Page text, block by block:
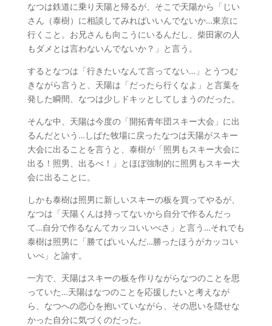
なつは鉄道に乗り天陽と帰るが、そこで天陽から「じい
さん（泰樹）に相談してみればいいんでないか…東京に
行くこと。お兄さんも向こうにいるんだし、柴田家の人
もダメとは言わないんでないか？」と言う。
するとなつは「行きたいなんて言ってない…」とうつむ
きながら言うと、天陽は「だったら行くなよ」と言葉を
発した瞬間、なつは少しドキッとしてしまうのだった。
そんな中、天陽は今度の「開拓青年団スキー大会」に出
るんだという…しばた牧場に戻ったなつは天陽がスキー
大会に出ることを言うと、泰樹が「照男もスキー大会に
出る！照男、出るべ！」とほぼ強制的に照男もスキー大
会に出ることに。
しかも泰樹は照男に新しいスキーの板を買ってやるが、
なつは「天陽くんは持ってないから自分で作るんだっ
て…自分で作るなんてカッコいいべさ」と言う…それでも
泰樹は照男に「勝てばいいんだ…勝ったほうがカッコい
いべ」と諭す。
一方で、天陽はスキーの板を作りながらなつのことを思
っていた…天陽はなつのことを応援したいと考えなが
ら、なつへの恋心を抱いていながら、その思いを隠せな
かった自分に気づくのだった。